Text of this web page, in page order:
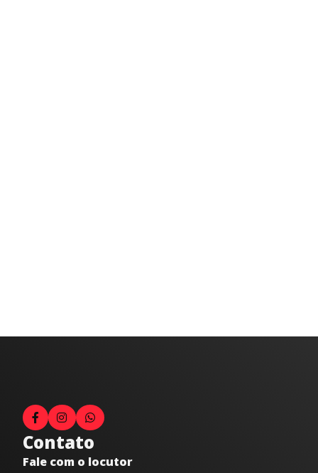
Contato
Fale com o locutor